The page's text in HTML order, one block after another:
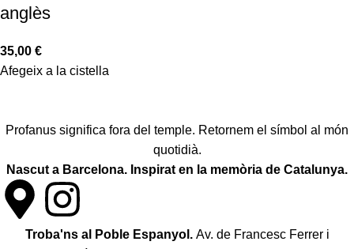
anglès
35,00 €
Afegeix a la cistella
Profanus significa fora del temple. Retornem el símbol al món
quotidià.
Nascut a Barcelona. Inspirat en la memòria de Catalunya.
Troba'ns al Poble Espanyol. Av. de Francesc Ferrer i